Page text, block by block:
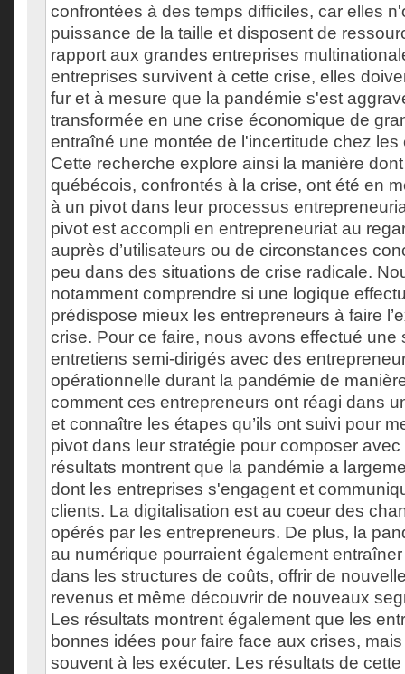
confrontées à des temps difficiles, car elles
puissance de la taille et disposent de
rapport aux grandes entreprises
entreprises survivent à cette crise, elles
fur et à mesure que la pandémie s'est
transformée en une crise économique de
entraîné une montée de l'incertitude chez les
Cette recherche explore ainsi la manière
québécois, confrontés à la crise, ont été en
à un pivot dans leur processus
pivot est accompli en entrepreneuriat au
auprès d’utilisateurs ou de circonstances
peu dans des situations de crise radicale.
notamment comprendre si une logique
prédispose mieux les entrepreneurs à faire
crise. Pour ce faire, nous avons effectué une
entretiens semi-dirigés avec des
opérationnelle durant la pandémie de
comment ces entrepreneurs ont réagi dans
et connaître les étapes qu’ils ont suivi pour
pivot dans leur stratégie pour composer
résultats montrent que la pandémie a
dont les entreprises s'engagent et
clients. La digitalisation est au coeur des
opérés par les entrepreneurs. De plus, la
au numérique pourraient également
dans les structures de coûts, offrir de
revenus et même découvrir de nouveaux
Les résultats montrent également que les
bonnes idées pour faire face aux crises,
souvent à les exécuter. Les résultats de